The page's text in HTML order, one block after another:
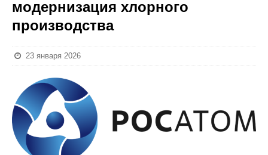
модернизация хлорного
производства
23 января 2026